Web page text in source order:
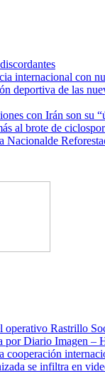
internacional con
deportiva de las
con Irán son su
al brote de
Nacionalde
operativo Rastrillo
por Diario Imagen –
cooperación
se infiltra en